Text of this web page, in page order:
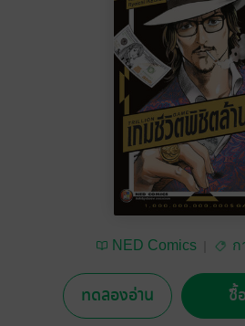
NED Comics ก
ทดลองอ่าน ซื้